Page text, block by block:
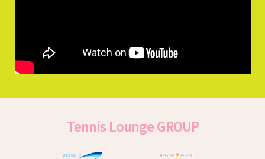
Tennis Lounge GROUP